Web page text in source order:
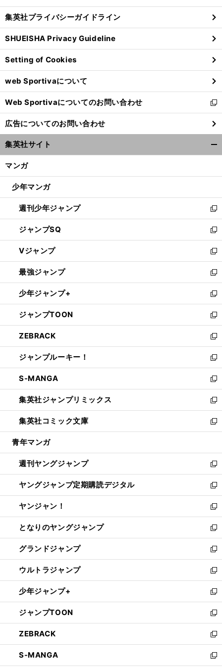
る
し
い
ウ
ィ
ン
ド
ウ
で
開
く
集英社プライバシーガイドライン
SHUEISHA Privacy Guideline
Setting of Cookies
web Sportivaについて
Web Sportivaについてのお問い合わせ
新
し
い
ウ
ィ
ン
ウ
開
く
広告についてのお問い合わせ
集英社サイト
マンガ
少年マンガ
週刊少年ジャンプ
新
し
い
ウ
ィ
ン
ド
ウ
で
開
く
ジャンプSQ
新
し
い
ウ
ィ
ン
ド
ウ
で
開
く
Vジャンプ
新
し
い
ウ
ィ
ン
ド
ウ
で
開
く
最強ジャンプ
新
し
い
ウ
ィ
ン
ド
ウ
で
開
く
少年ジャンプ+
新
し
い
ウ
ィ
ン
ド
ウ
で
開
く
ジャンプTOON
新
し
い
ウ
ィ
ン
ド
ウ
で
開
く
ZEBRACK
新
し
い
ウ
ィ
ン
ド
ウ
で
開
ジャンプルーキー！
新
し
い
ウ
ィ
ン
ド
ウ
開
く
S-MANGA
新
し
い
ウ
ィ
ン
ウ
で
開
く
集英社ジャンプリミックス
新
し
い
ウ
ン
ド
ウ
で
開
く
集英社コミック文庫
新
し
ウ
ィ
ン
ド
ウ
で
開
く
青年マンガ
週刊ヤングジャンプ
新
し
い
ウ
ィ
ン
ド
ウ
で
開
く
ヤングジャンプ定期購読デジタル
新
し
い
ウ
ィ
ン
ド
ウ
で
開
く
ヤンジャン！
新
し
い
ウ
ィ
ン
ド
ウ
で
開
く
となりのヤングジャンプ
新
し
い
ウ
ィ
ン
ド
ウ
で
開
く
グランドジャンプ
新
し
い
ウ
ィ
ン
ド
ウ
で
開
く
ウルトラジャンプ
新
し
い
ウ
ィ
ン
ド
ウ
で
開
少年ジャンプ+
新
し
い
ウ
ィ
ン
ド
ウ
ジャンプTOON
新
し
い
ウ
ィ
ン
ZEBRACK
新
し
い
ウ
S-MANGA
新